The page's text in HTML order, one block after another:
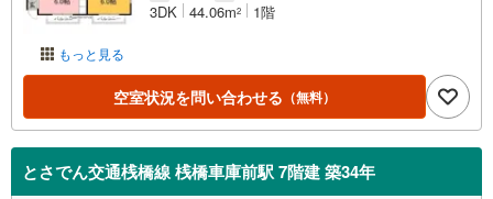
もっと見る
3DK 44.06m2 1階
空室状況を問い合わせる （無料）
とさでん交通桟橋線 桟橋車庫前駅 7階建 築34年